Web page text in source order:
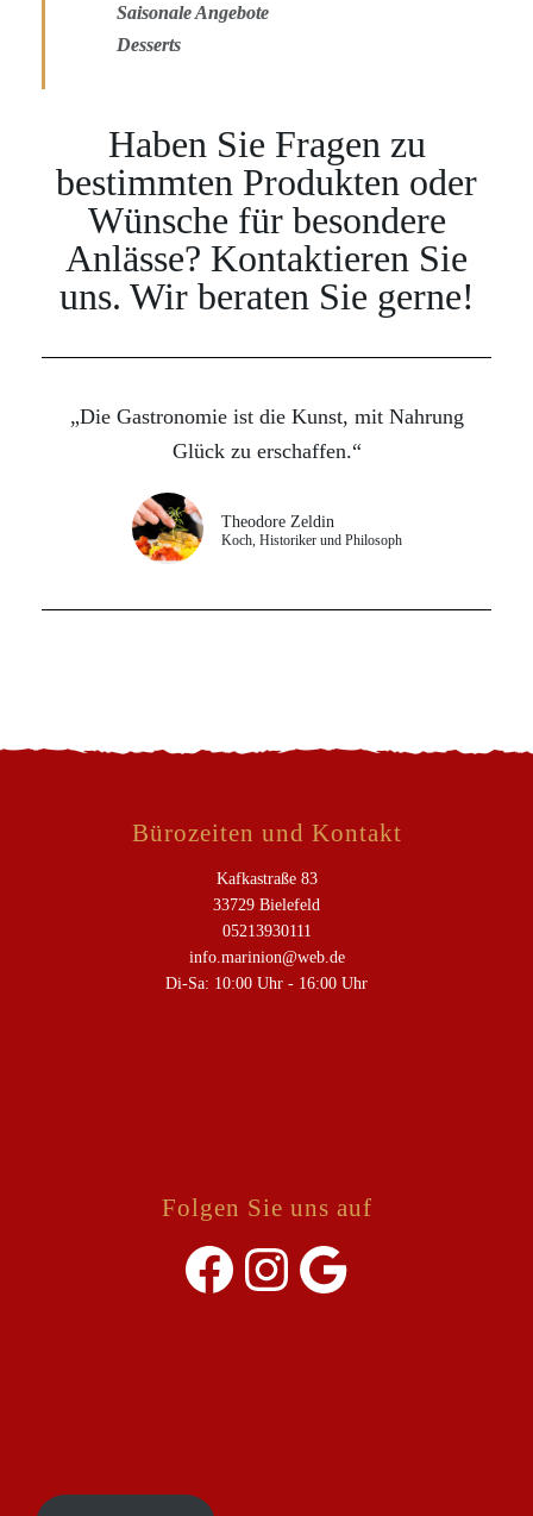
Saisonale Angebote
Desserts
Haben Sie Fragen zu
bestimmten Produkten oder
Wünsche für besondere
Anlässe? Kontaktieren Sie
uns. Wir beraten Sie gerne!
„Die Gastronomie ist die Kunst, mit Nahrung
Glück zu erschaffen.“
Theodore Zeldin
Koch, Historiker und Philosoph
Bürozeiten und Kontakt
Kafkastraße 83
33729 Bielefeld
05213930111
info.marinion@web.de
Di-Sa: 10:00 Uhr - 16:00 Uhr
Folgen Sie uns auf